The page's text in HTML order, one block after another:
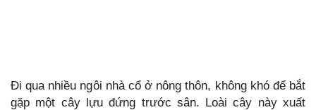
Đi qua nhiều ngôi nhà cổ ở nông thôn, không khó để bắt
gặp một cây lựu đứng trước sân. Loài cây này xuất